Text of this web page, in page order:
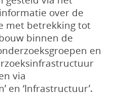
over de
met betrekking tot
binnen de
en
via
en ‘Infrastructuur’.